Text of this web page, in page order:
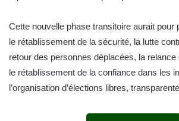
Cette nouvelle phase transitoire aurait pour
le rétablissement de la sécurité, la lutte
retour des personnes déplacées, la relance
le rétablissement de la confiance dans les
l’organisation d’élections libres,